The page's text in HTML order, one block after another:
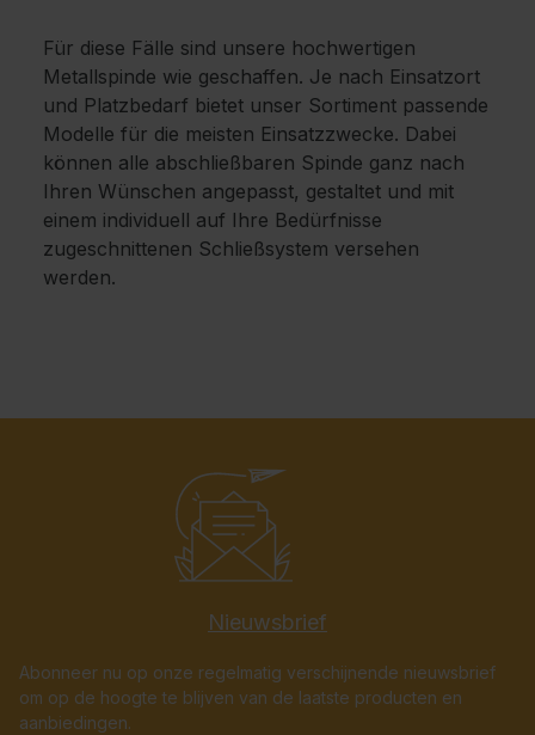
Für diese Fälle sind unsere hochwertigen
Metallspinde wie geschaffen. Je nach Einsatzort
und Platzbedarf bietet unser Sortiment passende
Modelle für die meisten Einsatzzwecke. Dabei
können alle abschließbaren Spinde ganz nach
Ihren Wünschen angepasst, gestaltet und mit
einem individuell auf Ihre Bedürfnisse
zugeschnittenen Schließsystem versehen
werden.
Nieuwsbrief
Abonneer nu op onze regelmatig verschijnende nieuwsbrief
om op de hoogte te blijven van de laatste producten en
aanbiedingen.